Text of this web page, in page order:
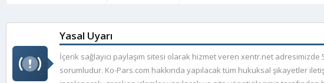
Yasal Uyarı
İçerik sağlayıcı paylaşım sitesi olarak hizmet veren xentr.net
sorumludur. Ko-Pars.com hakkında yapılacak tüm hukuksal şikayetler